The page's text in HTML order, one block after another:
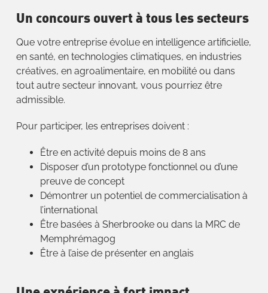
Un concours ouvert à tous les secteurs
Que votre entreprise évolue en intelligence artificielle,
en santé, en technologies climatiques, en industries
créatives, en agroalimentaire, en mobilité ou dans
tout autre secteur innovant, vous pourriez être
admissible.
Pour participer, les entreprises doivent :
Être en activité depuis moins de 8 ans
Disposer d’un prototype fonctionnel ou d’une
preuve de concept
Démontrer un potentiel de commercialisation à
l’international
Être basées à Sherbrooke ou dans la MRC de
Memphrémagog
Être à l’aise de présenter en anglais